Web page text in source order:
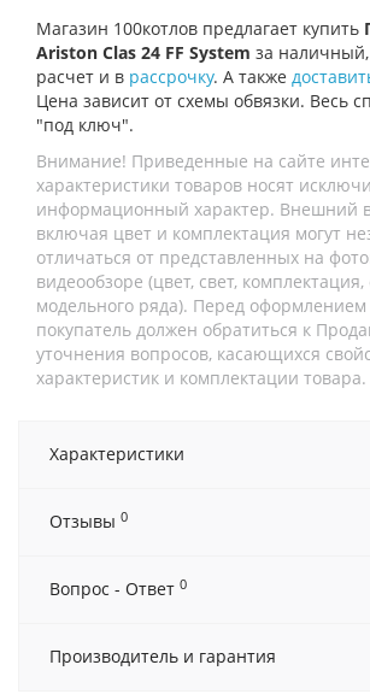
Магазин 100котлов предлагает купить
Ariston Clas 24 FF System за
расчет и в рассрочку. А также
Цена зависит от схемы обвязки. Весь
"под ключ".
Внимание! Приведенные на сайте
характеристики товаров носят
информационный характер. Внешний
включая цвет и комплектация могут
отличаться от представленных на
видеообзоре (цвет, свет,
модельного ряда). Перед оформлением
покупатель должен обратиться к
уточнения вопросов, касающихся
характеристик и комплектации товара.
Характеристики
Отзывы 0
Вопрос - Ответ 0
Производитель и гарантия